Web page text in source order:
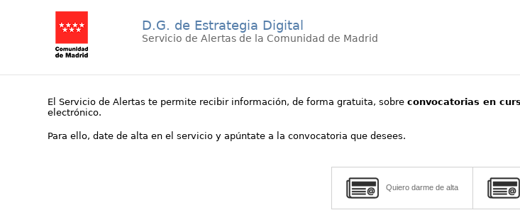
D.G. de Estrategia Digital
Servicio de Alertas de la Comunidad de Madrid
El Servicio de Alertas te permite recibir información, de forma gratuita, sobreconvocatorias en
electrónico.
Para ello, date de alta en el servicio y apúntate a la convocatoria que desees.
Quiero darme de alta